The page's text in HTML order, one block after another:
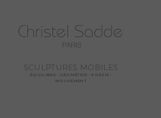
SCULPTURES MOBILES
ÉQUILIBRE - GÉOMÉTRIE - POÉSIE -
MOUVEMENT